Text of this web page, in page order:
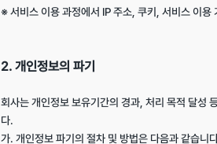
※ 서비스 이용 과정에서 IP 주소, 쿠키, 서비스 이
2. 개인정보의 파기
회사는 개인정보 보유기간의 경과, 처리 목적 달성
다.
가. 개인정보 파기의 절차 및 방법은 다음과 같습니